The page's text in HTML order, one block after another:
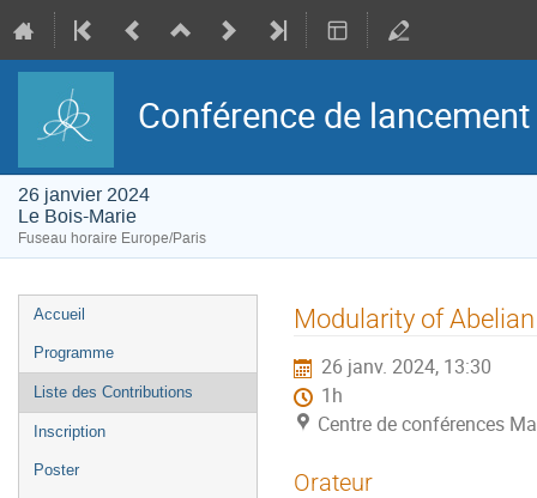
Conférence de
26 janvier 2024
Le Bois-Marie
Fuseau horaire Europe/Paris
Menu
de
l'événement
Accueil
Programme
Liste des Contributions
Inscription
Poster
Modularity of
26 janv. 2024, 13:30
1h
Centre de conférences
Orateur